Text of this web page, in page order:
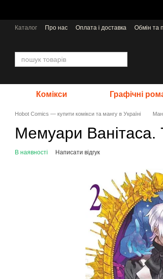
Каталог Про нас Оплата і доставка Обмін та
Комікси Графічні
Hobot Comics — купити комікси та мангу в Україні
Мемуари Ванітаса.
В наявності Написати відгук